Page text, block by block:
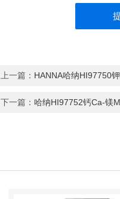
上一篇： HANNA哈纳HI97750
下一篇：哈纳HI97752钙Ca-镁